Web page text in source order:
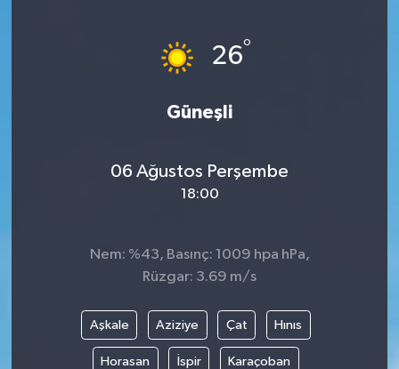
26°
Güneşli
06 Ağustos Perşembe
18:00
Nem: %43, Basınç: 1009 hpa hPa,
Rüzgar: 3.69 m/s
Aşkale Aziziye Çat Hınıs
Horasan İspir Karaçoban
Yüksek İstişare Kurulu